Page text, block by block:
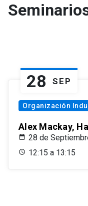
28 SEP
Organización
Alex Mackay,
28 de
12:15 a 13:15